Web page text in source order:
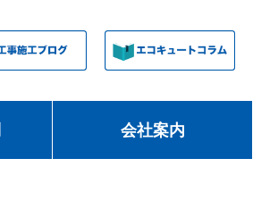
会社案内